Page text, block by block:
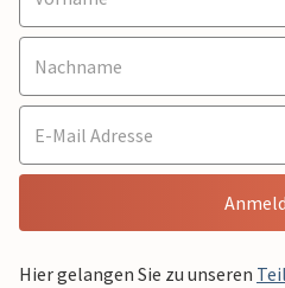
Hier gelangen Sie zu unseren